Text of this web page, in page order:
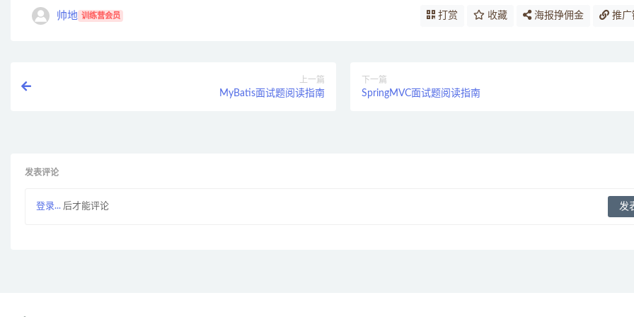
帅地 训练营会员 打赏 收藏 海报挣佣金 推广
上一篇
MyBatis面试题阅读指南
下一篇
SpringMVC面试题阅读指南
发表评论
登录... 后才能评论